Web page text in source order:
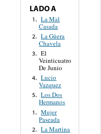
LADO A
1. La Mal
Casada
2. La Güera
Chavela
3. El
Veinticuatro
De Junio
4. Lucio
Vazquez
5. Los Dos
Hermanos
1. Mujer
Paseada
2. La Martina